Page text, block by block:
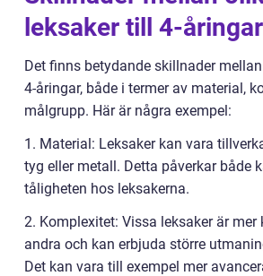
leksaker till 4-åringar
Det finns betydande skillnader
4-åringar, både i termer av material,
målgrupp. Här är några exempel:
1. Material: Leksaker kan vara
tyg eller metall. Detta påverkar både
tåligheten hos leksakerna.
2. Komplexitet: Vissa leksaker är mer
andra och kan erbjuda större
Det kan vara till exempel mer